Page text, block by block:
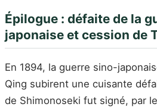
Épilogue : défaite de la
japonaise et cession de
En 1894, la guerre sino-
Qing subirent une cuisante
de Shimonoseki fut signé, par